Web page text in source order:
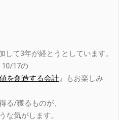
して3年が経とうとしています。
17の
を創造する会計』もお楽しみ
る/獲るものが、
な気がします。